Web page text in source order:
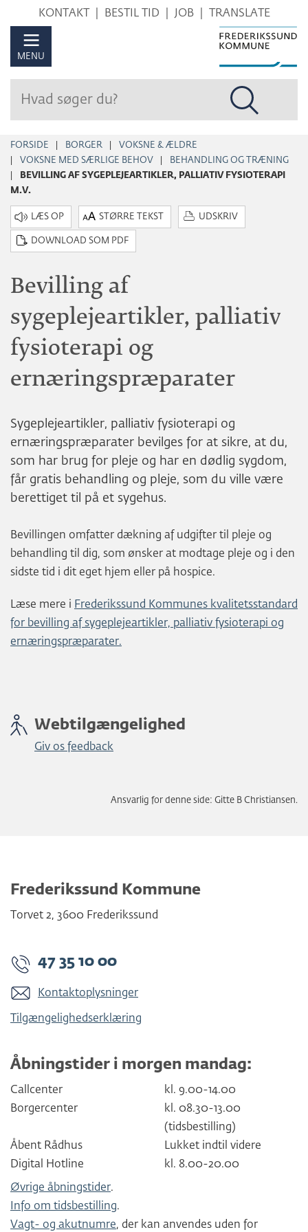
Hop
KONTAKT BESTIL TID JOB TRANSLATE
MENU
FORSIDE BORGER
VOKSNE & ÆLDRE
VOKSNE MED SÆRLIGE BEHOV
BEHANDLING OG TRÆNING
BEVILLING AF SYGEPLEJEARTIKLER, PALLIATIV FYSIOTERAPI
M.V.
STØRRE TEKST UDSKRIV
DOWNLOAD SOM PDF
Bevilling af
sygeplejeartikler, palliativ
fysioterapi og
ernæringspræparater
Sygeplejeartikler, palliativ fysioterapi og
ernæringspræparater bevilges for at sikre, at du,
som har brug for pleje og har en dødlig sygdom,
får gratis behandling og pleje, som du ville være
berettiget til på et sygehus.
Bevillingen omfatter dækning af udgifter til pleje og
behandling til dig, som ønsker at modtage pleje og i den
sidste tid i dit eget hjem eller på hospice.
Læse mere i Frederikssund Kommunes kvalitetsstandard
for bevilling af sygeplejeartikler, palliativ fysioterapi og
ernæringspræparater.
Webtilgængelighed
Giv os feedback
Ansvarlig for denne side: Gitte B Christiansen.
Frederikssund Kommune
Torvet 2, 3600 Frederikssund
47 35 10 00
Kontaktoplysninger
Tilgængelighedserklæring
Åbningstider i morgen mandag:
Callcenter
kl. 9.00-14.00
Borgercenter
kl. 08.30-13.00
(tidsbestilling)
Åbent Rådhus
Lukket indtil videre
Digital Hotline
kl. 8.00-20.00
Øvrige åbningstider.
Info om tidsbestilling.
Vagt- og akutnumre, der kan anvendes uden for